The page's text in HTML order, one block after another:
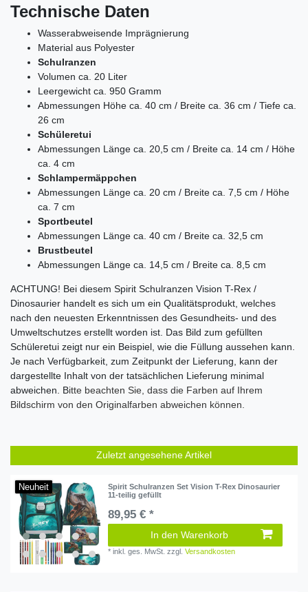
Technische Daten
Wasserabweisende Imprägnierung
Material aus Polyester
Schulranzen
Volumen ca. 20 Liter
Leergewicht ca. 950 Gramm
Abmessungen Höhe ca. 40 cm / Breite ca. 36 cm / Tiefe ca.
26 cm
Schüleretui
Abmessungen Länge ca. 20,5 cm / Breite ca. 14 cm / Höhe
ca. 4 cm
Schlampermäppchen
Abmessungen Länge ca. 20 cm / Breite ca. 7,5 cm / Höhe
ca. 7 cm
Sportbeutel
Abmessungen Länge ca. 40 cm / Breite ca. 32,5 cm
Brustbeutel
Abmessungen Länge ca. 14,5 cm / Breite ca. 8,5 cm
ACHTUNG! Bei diesem Spirit Schulranzen Vision T-Rex /
Dinosaurier handelt es sich um ein Qualitätsprodukt, welches
nach den neuesten Erkenntnissen des Gesundheits- und des
Umweltschutzes erstellt worden ist. Das Bild zum gefüllten
Schüleretui zeigt nur ein Beispiel, wie die Füllung aussehen kann.
Je nach Verfügbarkeit, zum Zeitpunkt der Lieferung, kann der
dargestellte Inhalt von der tatsächlichen Lieferung minimal
abweichen. Bitte beachten Sie, dass die Farben auf Ihrem
Bildschirm von den Originalfarben abweichen können.
Zuletzt angesehene Artikel
Neuheit
Spirit Schulranzen Set Vision T-Rex Dinosaurier
11-teilig gefüllt
89,95 € *
In den Warenkorb
*inkl. ges. MwSt. zzgl.Versandkosten